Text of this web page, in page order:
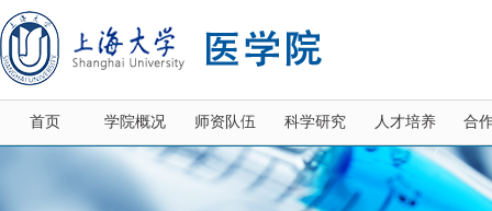
首页 学院概况 师资队伍 科学研究 人才培养 合